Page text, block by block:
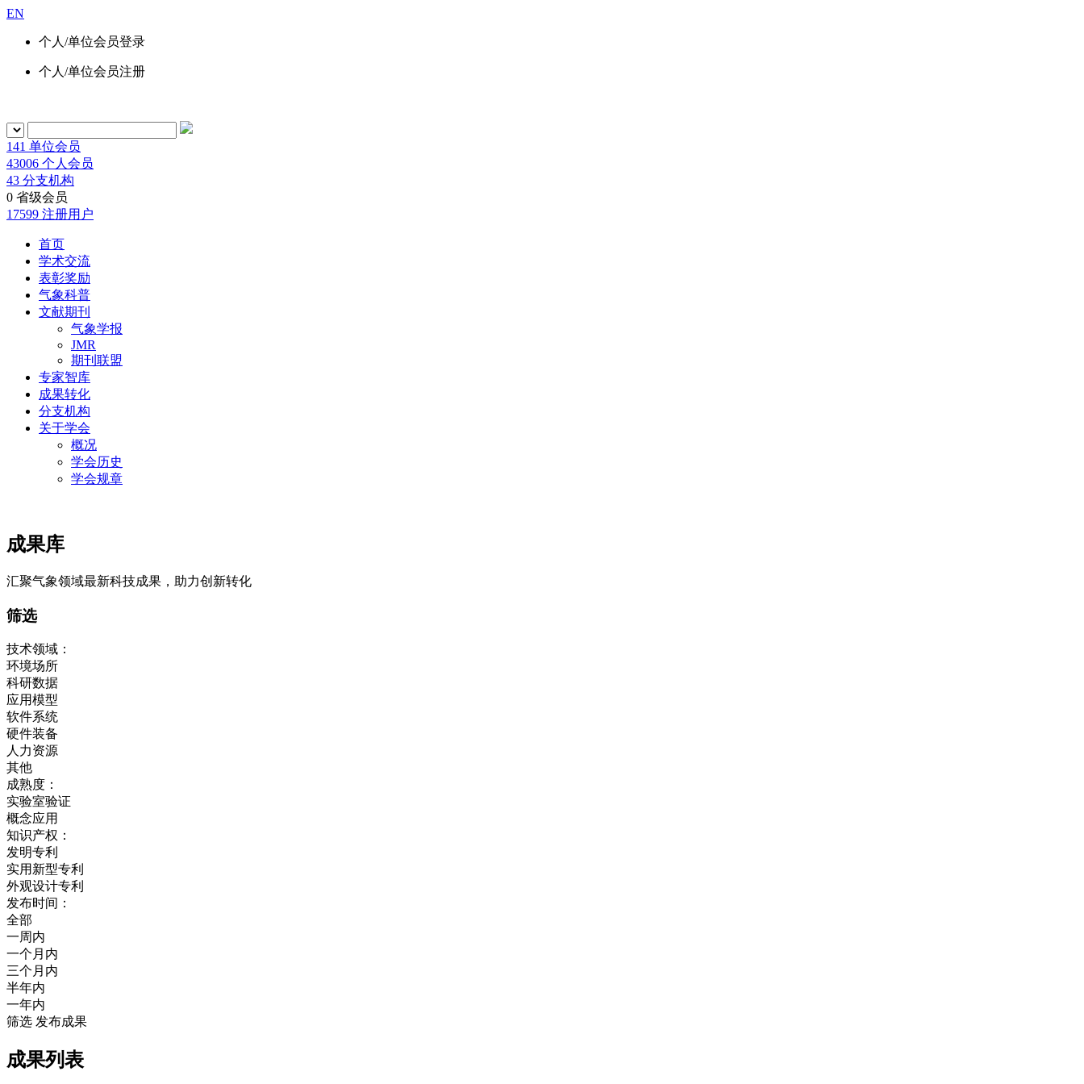
EN
个人/单位会员登录
个人/单位会员注册
141 单位会员
43006 个人会员
43 分支机构
0 省级会员
17599 注册用户
首页
学术交流
表彰奖励
气象科普
文献期刊
气象学报
JMR
期刊联盟
专家智库
成果转化
分支机构
关于学会
概况
学会历史
学会规章
成果库
汇聚气象领域最新科技成果，助力创新转化
筛选
技术领域：
环境场所
科研数据
应用模型
软件系统
硬件装备
人力资源
其他
成熟度：
实验室验证
概念应用
知识产权：
发明专利
实用新型专利
外观设计专利
发布时间：
全部
一周内
一个月内
三个月内
半年内
一年内
筛选 发布成果
成果列表